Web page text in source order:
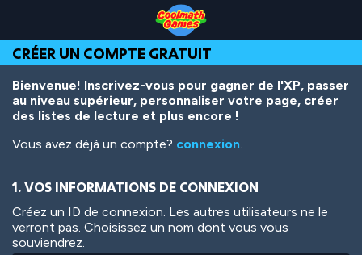
Top
of
Page
Navigation
Main
Content
Footer
contenu
principal
CRÉER UN COMPTE GRATUIT
Bienvenue! Inscrivez-vous pour gagner de l'XP, passer
au niveau supérieur, personnaliser votre page, créer
des listes de lecture et plus encore !
Vous avez déjà un compte? connexion.
1. VOS INFORMATIONS DE CONNEXION
Créez un ID de connexion. Les autres utilisateurs ne le
verront pas. Choisissez un nom dont vous vous
souviendrez.